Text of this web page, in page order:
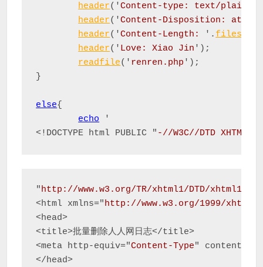
header('Content-type: text/plain
header('Content-Disposition:
header('Content-Length: '. filesize
header(' Love: Xiao Jin ');
readfile(' renren.php ');
}
else{
echo '
<!DOCTYPE html PUBLIC " -//W3C//DTD
"http://www.w3.org/TR/xhtml1/DTD/xhtml1-
<html xmlns="http://www.w3.org/1999/xhtml
<head>
<title>批量删除人人网日志</title>
<meta http-equiv="Content-Type" content="
</head>